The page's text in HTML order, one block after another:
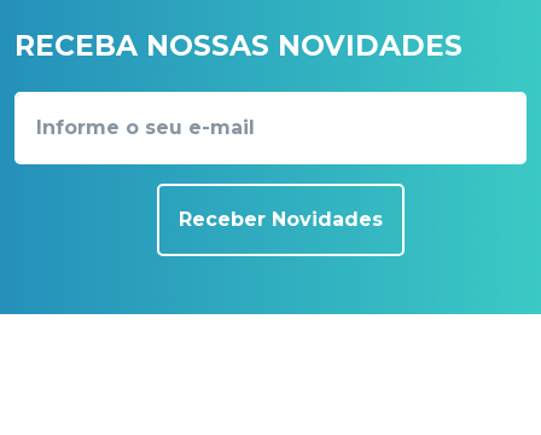
RECEBA NOSSAS NOVIDADES
Receber Novidades